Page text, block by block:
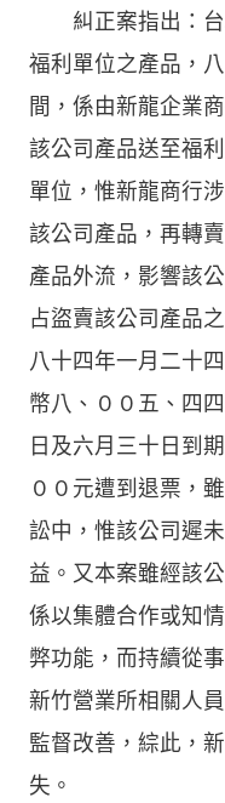
糾正案指出：台
福利單位之產品，
間，係由新龍企業
該公司產品送至福
單位，惟新龍商行
該公司產品，再轉
產品外流，影響該
占盜賣該公司產品
八十四年一月二十
幣八、００五、四
日及六月三十日到
００元遭到退票，
訟中，惟該公司遲
益。又本案雖經該
係以集體合作或知
弊功能，而持續從
新竹營業所相關人
監督改善，綜此，
失。